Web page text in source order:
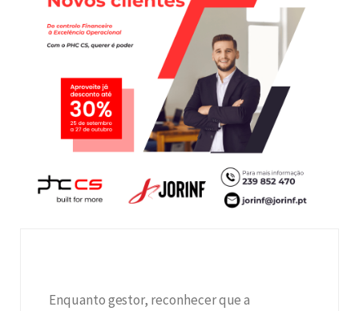
Enquanto gestor, reconhecer que a